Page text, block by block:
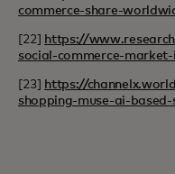
commerce-share-
[22]
https://
social-commerce-market-
[23]
https://
shopping-muse-ai-